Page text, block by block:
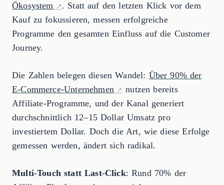
Ökosystem
. Statt auf den letzten Klick vor dem
Kauf zu fokussieren, messen erfolgreiche
Programme den gesamten Einfluss auf die Customer
Journey.
Die Zahlen belegen diesen Wandel: Über 90% der
E-Commerce-Unternehmen
nutzen bereits
Affiliate-Programme, und der Kanal generiert
durchschnittlich 12–15 Dollar Umsatz pro
investiertem Dollar. Doch die Art, wie diese Erfolge
gemessen werden, ändert sich radikal.
Multi-Touch statt Last-Click: Rund 70% der